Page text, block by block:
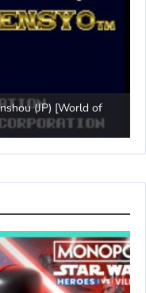
(JP) [World of